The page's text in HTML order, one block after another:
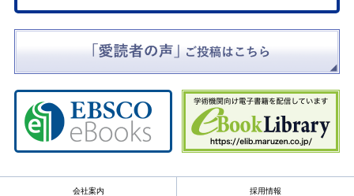
会社案内 採用情報